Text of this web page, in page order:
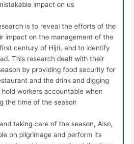
impact on us.
is to reveal the efforts of the
impact on the management of the
century of Hijri, and to identify
This research dealt with their
by providing food security for
and the drink and digging
workers accountable when
the time of the season,
taking care of the season, Also,
on pilgrimage and perform its